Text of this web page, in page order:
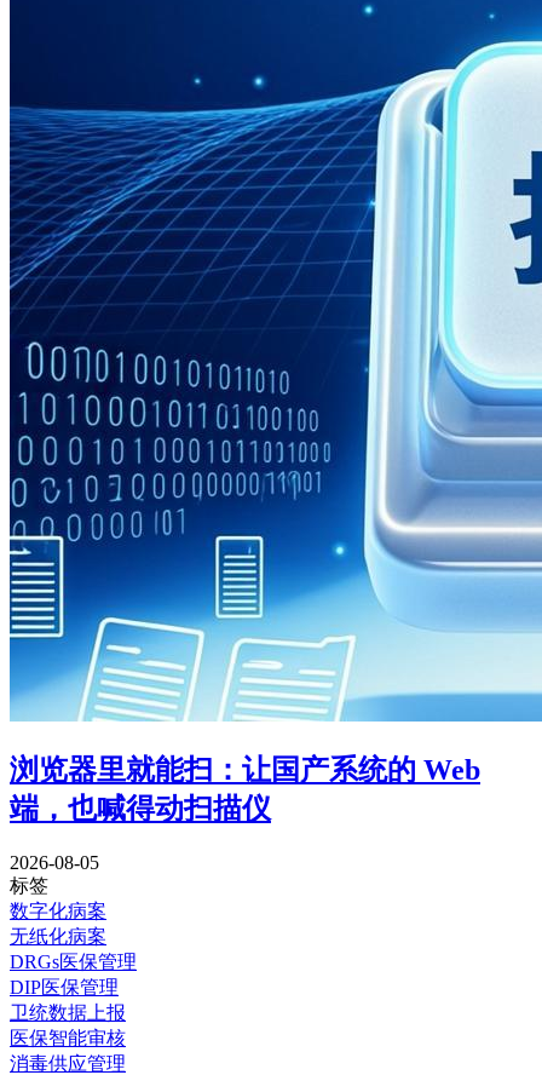
浏览器里就能扫：让国产系统的 Web
端，也喊得动扫描仪
2026-08-05
标签
数字化病案
无纸化病案
DRGs医保管理
DIP医保管理
卫统数据上报
医保智能审核
消毒供应管理